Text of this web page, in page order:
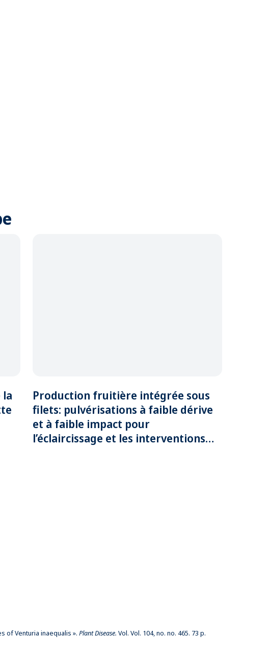
Production fruitière intégrée sous
filets: pulvérisations à faible dérive
et à faible impact pour
l’éclaircissage et les interventions
of Venturia inaequalis ». Plant Disease. Vol. Vol. 104, no. no. 465. 73 p.